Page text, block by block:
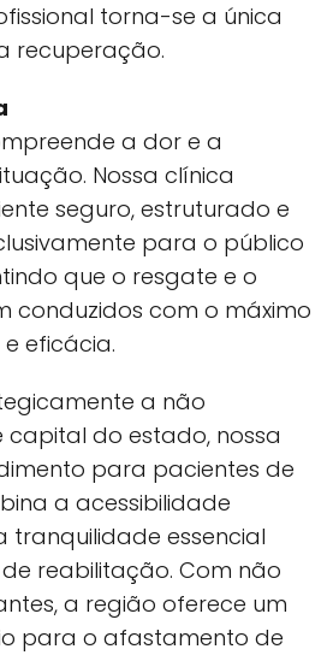
torna-se a única
recuperação.
a dor e a
Nossa clínica
seguro, estruturado e
para o público
que o resgate e o
conduzidos com o máximo
eficácia.
a não
do estado, nossa
para pacientes de
a acessibilidade
tranquilidade essencial
reabilitação. Com não
a região oferece um
para o afastamento de